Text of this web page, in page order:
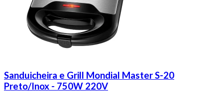
Sanduicheira e Grill Mondial Master S-20
Preto/Inox - 750W 220V